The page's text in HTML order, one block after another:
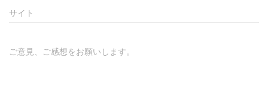
サイト
ご意見、ご感想をお願いします。